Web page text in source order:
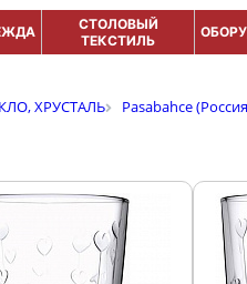
СТОЛОВЫЙ
ТЕКСТИЛЬ
ХРУСТАЛЬ Pasabahce